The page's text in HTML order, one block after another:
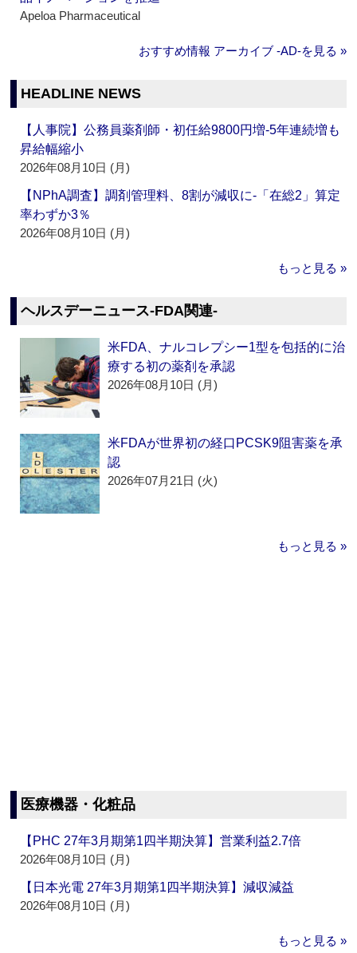
Apeloa Pharmaceutical
おすすめ情報 アーカイブ ‐AD‐を見る »
HEADLINE NEWS
【人事院】公務員薬剤師・初任給9800円増‐5年連続増も
昇給幅縮小
2026年08月10日 (月)
【NPhA調査】調剤管理料、8割が減収に‐「在総2」算定
率わずか3％
2026年08月10日 (月)
もっと見る »
ヘルスデーニュース‐FDA関連‐
米FDA、ナルコレプシー1型を包括的に治
療する初の薬剤を承認
2026年08月10日 (月)
米FDAが世界初の経口PCSK9阻害薬を承
認
2026年07月21日 (火)
もっと見る »
医療機器・化粧品
【PHC 27年3月期第1四半期決算】営業利益2.7倍
2026年08月10日 (月)
【日本光電 27年3月期第1四半期決算】減収減益
2026年08月10日 (月)
もっと見る »